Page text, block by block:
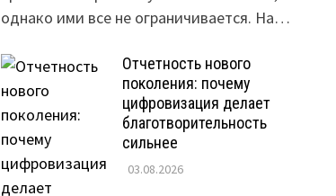
однако ими все не ограничивается. На…
Отчетность нового
поколения: почему
цифровизация делает
благотворительность
сильнее
03.08.2026